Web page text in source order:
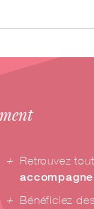
Retrouvez
Bénéficiez